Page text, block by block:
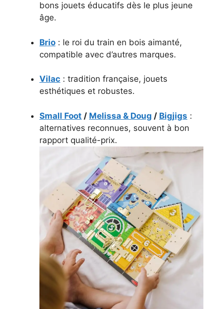
bons jouets éducatifs dès le plus jeune
âge.
Brio : le roi du train en bois aimanté,
compatible avec d’autres marques.
Vilac : tradition française, jouets
esthétiques et robustes.
Small Foot / Melissa & Doug / Bigjigs :
alternatives reconnues, souvent à bon
rapport qualité-prix.